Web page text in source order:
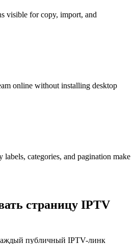
visible for copy, import, and
online without installing desktop
labels, categories, and pagination make
страницу IPTV
публичный IPTV-линк